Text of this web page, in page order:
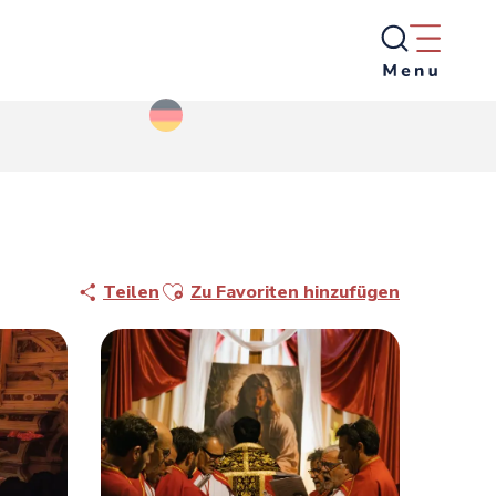
TeilenAjouter aux favoris
Zu Favoriten hinzufügen